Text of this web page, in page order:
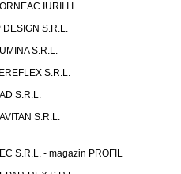
IURII I.I.
DESIGN S.R.L.
S.R.L.
S.R.L.
S.R.L.
S.R.L.
S.R.L. - magazin PROFIL